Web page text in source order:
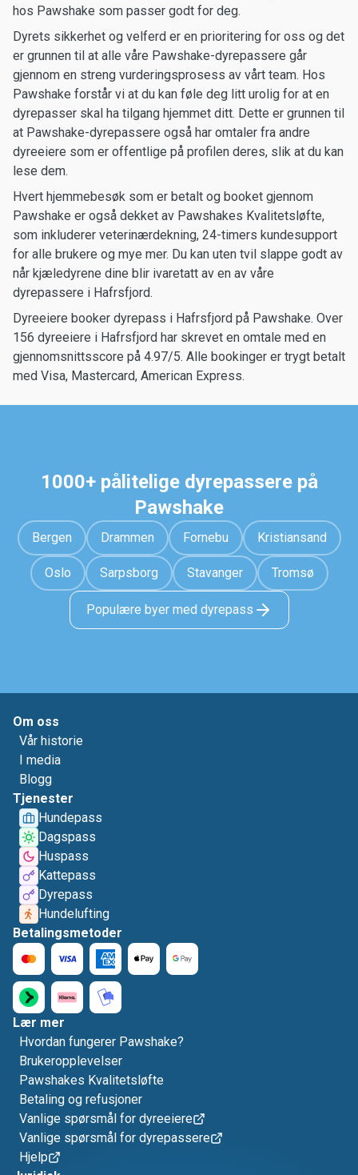
hos Pawshake som passer godt for deg.
Dyrets sikkerhet og velferd er en prioritering for oss og det
er grunnen til at alle våre Pawshake-dyrepassere går
gjennom en streng vurderingsprosess av vårt team. Hos
Pawshake forstår vi at du kan føle deg litt urolig for at en
dyrepasser skal ha tilgang hjemmet ditt. Dette er grunnen til
at Pawshake-dyrepassere også har omtaler fra andre
dyreeiere som er offentlige på profilen deres, slik at du kan
lese dem.
Hvert hjemmebesøk som er betalt og booket gjennom
Pawshake er også dekket av Pawshakes Kvalitetsløfte,
som inkluderer veterinærdekning, 24-timers kundesupport
for alle brukere og mye mer. Du kan uten tvil slappe godt av
når kjæledyrene dine blir ivaretatt av en av våre
dyrepassere i Hafrsfjord.
Dyreeiere booker dyrepass i Hafrsfjord på Pawshake. Over
156 dyreeiere i Hafrsfjord har skrevet en omtale med en
gjennomsnittsscore på 4.97/5. Alle bookinger er trygt betalt
med Visa, Mastercard, American Express.
1000+ pålitelige dyrepassere på
Pawshake
Bergen Drammen Fornebu Kristiansand
Oslo Sarpsborg Stavanger Tromsø
Populære byer med dyrepass
Om oss
Vår historie
I media
Blogg
Tjenester
Hundepass
Dagspass
Huspass
Kattepass
Dyrepass
Hundelufting
Betalingsmetoder
Lær mer
Hvordan fungerer Pawshake?
Brukeropplevelser
Pawshakes Kvalitetsløfte
Betaling og refusjoner
Vanlige spørsmål for dyreeiere
Vanlige spørsmål for dyrepassere
Hjelp